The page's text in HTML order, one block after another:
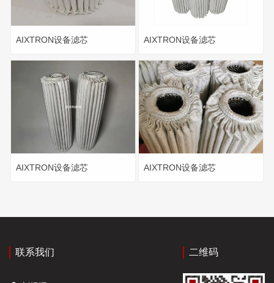
AIXTRON设备滤芯 AIXTRON设备滤芯
AIXTRON设备滤芯 AIXTRON设备滤芯
联系我们 二维码